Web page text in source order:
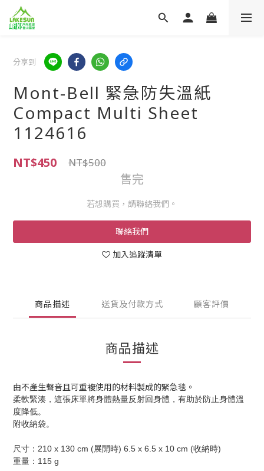
分享到
Mont-Bell 緊急防失溫紙
Compact Multi Sheet
1124616
NT$450 NT$500
售完
若想購買，請聯絡我們。
聯絡我們
加入追蹤清單
商品描述 送貨及付款方式 顧客評價
商品描述
由不產生聲音且可重複使用的材料製成的緊急毯。
柔軟緊湊，這張床單將身體熱量反射回身體，有助於防止身體溫
度降低。
附收納袋。
尺寸：210 x 130 cm (展開時) 6.5 x 6.5 x 10 cm (收納時)
重量：115 g